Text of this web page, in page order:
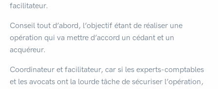
facilitateur.
Conseil tout d’abord, l’objectif étant de réaliser une
opération qui va mettre d’accord un cédant et un
acquéreur.
Coordinateur et facilitateur, car si les experts-comptables
et les avocats ont la lourde tâche de sécuriser l’opération,